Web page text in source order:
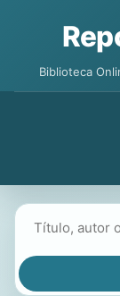
Biblioteca